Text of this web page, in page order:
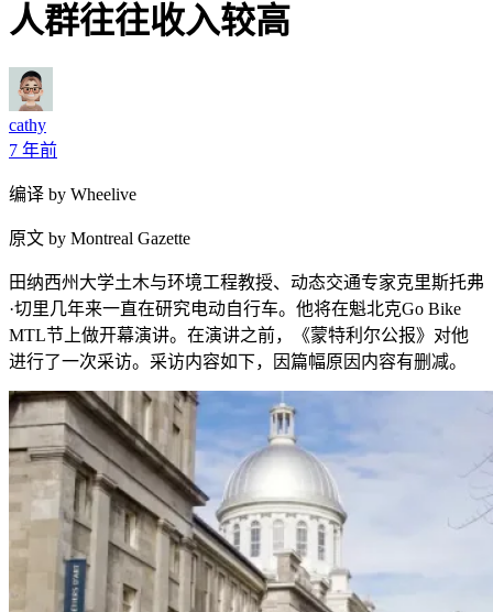
人群往往收入较高
cathy
7 年前
编译 by Wheelive
原文 by Montreal Gazette
田纳西州大学土木与环境工程教授、动态交通专家克里斯托弗
·切里几年来一直在研究电动自行车。他将在魁北克Go Bike
MTL节上做开幕演讲。在演讲之前，《蒙特利尔公报》对他
进行了一次采访。采访内容如下，因篇幅原因内容有删减。